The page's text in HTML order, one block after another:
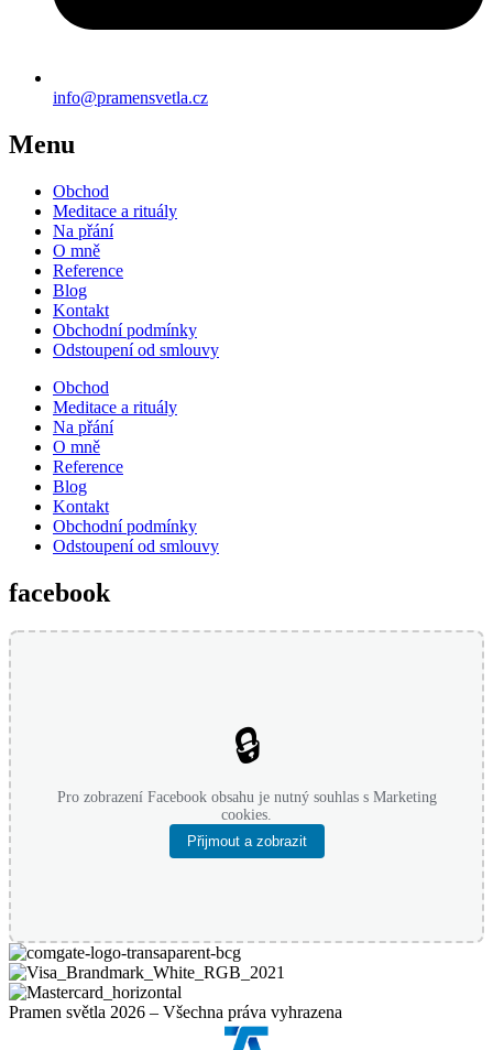
info@pramensvetla.cz
Menu
Obchod
Meditace a rituály
Na přání
O mně
Reference
Blog
Kontakt
Obchodní podmínky
Odstoupení od smlouvy
Obchod
Meditace a rituály
Na přání
O mně
Reference
Blog
Kontakt
Obchodní podmínky
Odstoupení od smlouvy
facebook
🔒
Pro zobrazení Facebook obsahu je nutný souhlas s Marketing
cookies.
Přijmout a zobrazit
Pramen světla 2026 – Všechna práva vyhrazena